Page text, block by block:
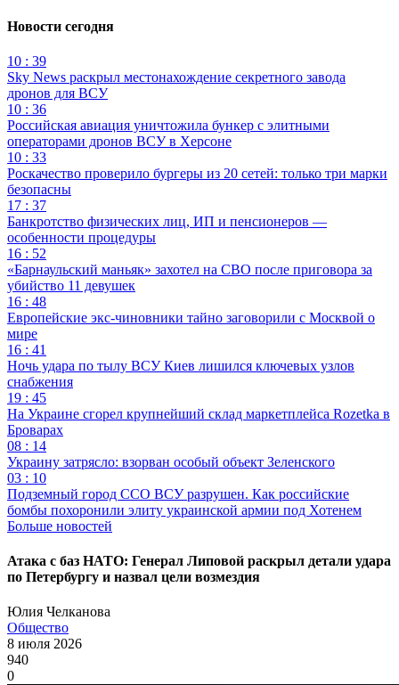
Новости сегодня
10 : 39
Sky News раскрыл местонахождение секретного завода
дронов для ВСУ
10 : 36
Российская авиация уничтожила бункер с элитными
операторами дронов ВСУ в Херсоне
10 : 33
Роскачество проверило бургеры из 20 сетей: только три марки
безопасны
17 : 37
Банкротство физических лиц, ИП и пенсионеров —
особенности процедуры
16 : 52
«Барнаульский маньяк» захотел на СВО после приговора за
убийство 11 девушек
16 : 48
Европейские экс-чиновники тайно заговорили с Москвой о
мире
16 : 41
Ночь удара по тылу ВСУ Киев лишился ключевых узлов
снабжения
19 : 45
На Украине сгорел крупнейший склад маркетплейса Rozetka в
Броварах
08 : 14
Украину затрясло: взорван особый объект Зеленского
03 : 10
Подземный город ССО ВСУ разрушен. Как российские
бомбы похоронили элиту украинской армии под Хотенем
Больше новостей
Атака с баз НАТО: Генерал Липовой раскрыл детали удара
по Петербургу и назвал цели возмездия
Юлия Челканова
Общество
8 июля 2026
940
0